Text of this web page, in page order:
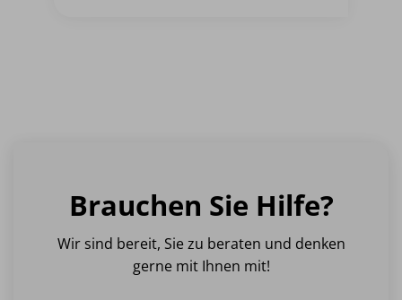
Brauchen Sie Hilfe?
Wir sind bereit, Sie zu beraten und denken
gerne mit Ihnen mit!